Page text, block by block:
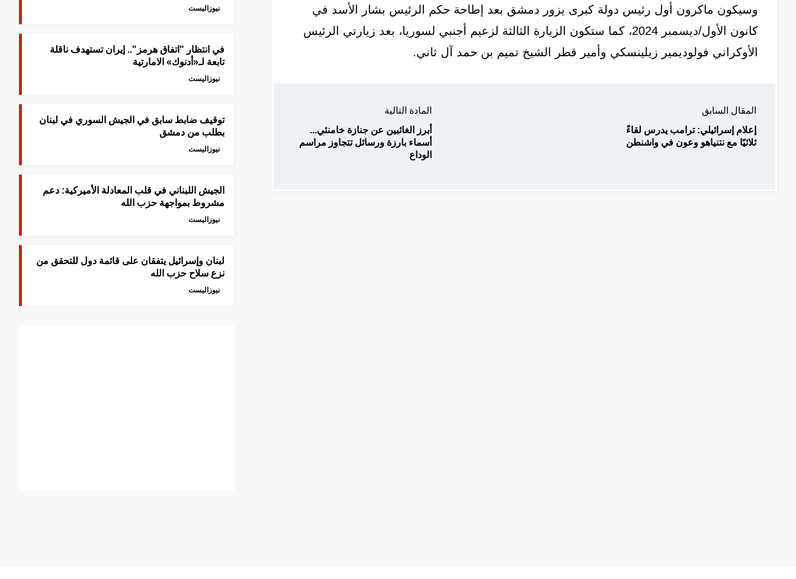
وسيكون ماكرون أول رئيس دولة كبرى يزور دمشق بعد إطاحة حكم الرئيس بشار الأسد في
كانون الأول/ديسمبر 2024، كما ستكون الزيارة الثالثة لزعيم أجنبي لسوريا، بعد زيارتي الرئيس
الأوكراني فولوديمير زيلينسكي وأمير قطر الشيخ تميم بن حمد آل ثاني.
المقال السابق
إعلام إسرائيلي: ترامب يدرس لقاءً
ثلاثيًا مع نتنياهو وعون في واشنطن
المادة التالية
أبرز الغائبين عن جنازة خامنئي...
أسماء بارزة ورسائل تتجاوز مراسم
الوداع
نيوزاليست
في انتظار "اتفاق هرمز".. إيران تستهدف ناقلة
تابعة لـ«أدنوك» الامارتية
نيوزاليست
توقيف ضابط سابق في الجيش السوري في لبنان
بطلب من دمشق
نيوزاليست
الجيش اللبناني في قلب المعادلة الأميركية: دعم
مشروط بمواجهة حزب الله
نيوزاليست
لبنان وإسرائيل يتفقان على قائمة دول للتحقق من
نزع سلاح حزب الله
نيوزاليست